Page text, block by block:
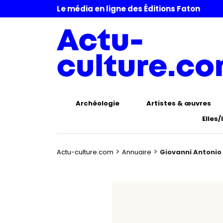
Le média en ligne des Éditions Faton
Archéologie Artistes & œuvres
Actu-culture.com > Annuaire > Giovanni